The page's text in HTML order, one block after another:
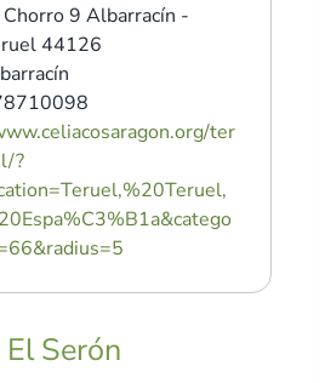
Chorro 9 Albarracín -
44126
ter
?
Serón